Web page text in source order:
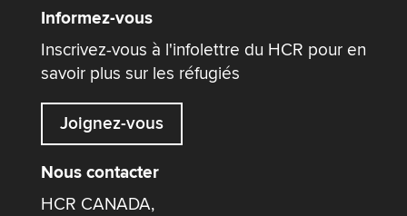
Informez-vous
Inscrivez-vous à l'infolettre du HCR pour en
savoir plus sur les réfugiés
Joignez-vous
Nous contacter
HCR CANADA,